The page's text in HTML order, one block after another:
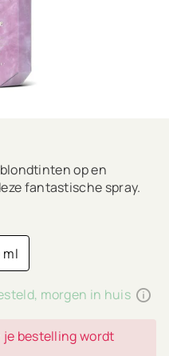
op en
fantastische spray.
ml
morgen in huis
je bestelling wordt